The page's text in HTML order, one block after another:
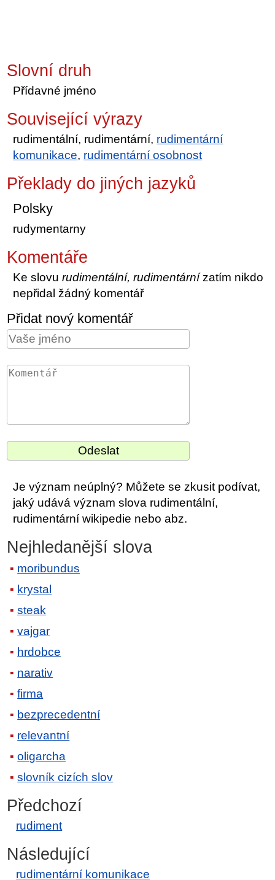
Slovní druh
Přídavné jméno
Související výrazy
rudimentální, rudimentární, rudimentární
komunikace, rudimentární osobnost
Překlady do jiných jazyků
Polsky
rudymentarny
Komentáře
Ke slovurudimentální, rudimentárnízatím nikdo
nepřidal žádný komentář
Přidat nový komentář
Je význam neúplný? Můžete se zkusit podívat,
jaký udává význam slova rudimentální,
rudimentární wikipedie nebo abz.
Nejhledanější slova
moribundus
krystal
steak
vajgar
hrdobce
narativ
firma
bezprecedentní
relevantní
oligarcha
slovník cizích slov
Předchozí
rudiment
Následující
rudimentární komunikace